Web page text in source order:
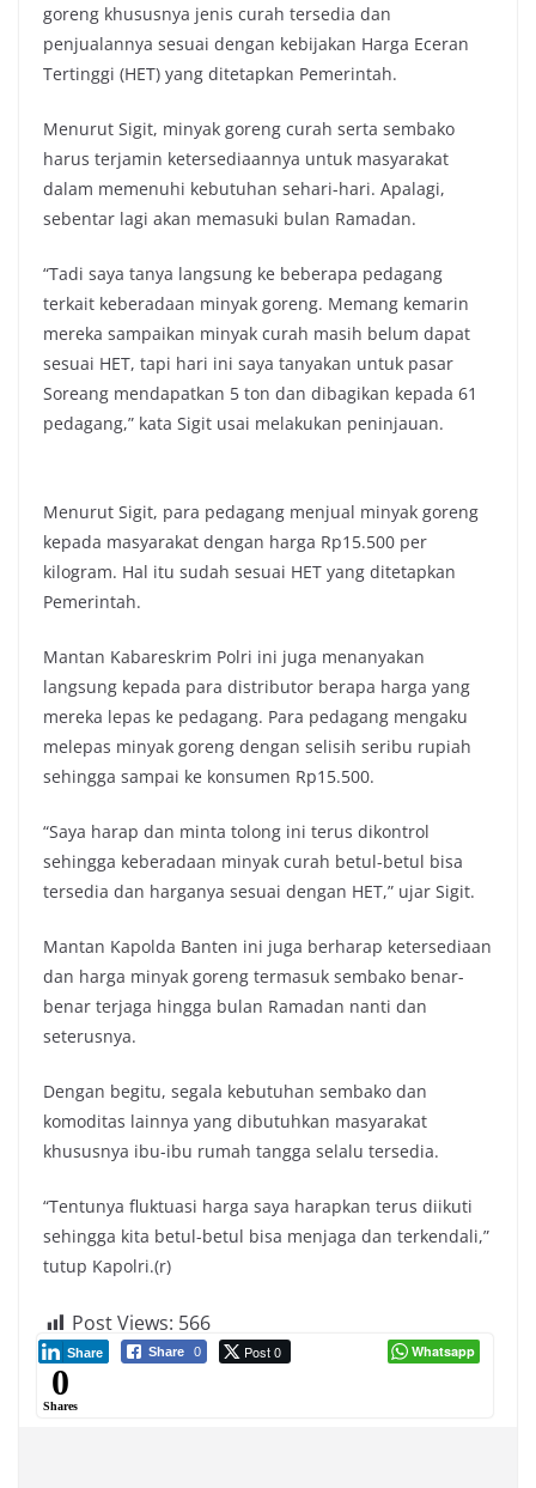
goreng khususnya jenis curah tersedia dan
penjualannya sesuai dengan kebijakan Harga Eceran
Tertinggi (HET) yang ditetapkan Pemerintah.
Menurut Sigit, minyak goreng curah serta sembako
harus terjamin ketersediaannya untuk masyarakat
dalam memenuhi kebutuhan sehari-hari. Apalagi,
sebentar lagi akan memasuki bulan Ramadan.
“Tadi saya tanya langsung ke beberapa pedagang
terkait keberadaan minyak goreng. Memang kemarin
mereka sampaikan minyak curah masih belum dapat
sesuai HET, tapi hari ini saya tanyakan untuk pasar
Soreang mendapatkan 5 ton dan dibagikan kepada 61
pedagang,” kata Sigit usai melakukan peninjauan.
Menurut Sigit, para pedagang menjual minyak goreng
kepada masyarakat dengan harga Rp15.500 per
kilogram. Hal itu sudah sesuai HET yang ditetapkan
Pemerintah.
Mantan Kabareskrim Polri ini juga menanyakan
langsung kepada para distributor berapa harga yang
mereka lepas ke pedagang. Para pedagang mengaku
melepas minyak goreng dengan selisih seribu rupiah
sehingga sampai ke konsumen Rp15.500.
“Saya harap dan minta tolong ini terus dikontrol
sehingga keberadaan minyak curah betul-betul bisa
tersedia dan harganya sesuai dengan HET,” ujar Sigit.
Mantan Kapolda Banten ini juga berharap ketersediaan
dan harga minyak goreng termasuk sembako benar-
benar terjaga hingga bulan Ramadan nanti dan
seterusnya.
Dengan begitu, segala kebutuhan sembako dan
komoditas lainnya yang dibutuhkan masyarakat
khususnya ibu-ibu rumah tangga selalu tersedia.
“Tentunya fluktuasi harga saya harapkan terus diikuti
sehingga kita betul-betul bisa menjaga dan terkendali,”
tutup Kapolri.(r)
Post Views: 566
Share 0 Post 0
Share Whatsapp
0
Shares